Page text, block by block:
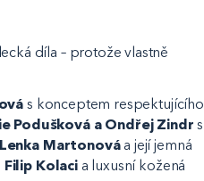
díla – protože vlastně
s konceptem respektujícího
Podušková a Ondřej Zindr s
Lenka Martonováa její jemná
Filip Kolacia luxusní kožená